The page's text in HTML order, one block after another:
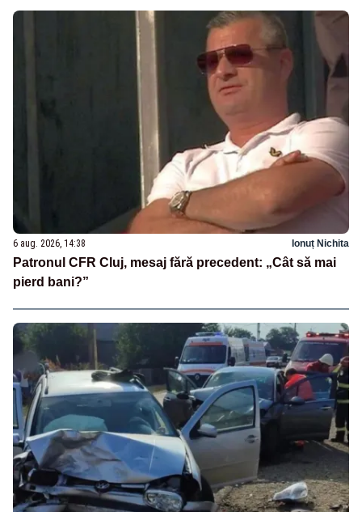
6 aug. 2026, 14:38 Ionuț Nichita
Patronul CFR Cluj, mesaj fără precedent: „Cât să mai
pierd bani?”